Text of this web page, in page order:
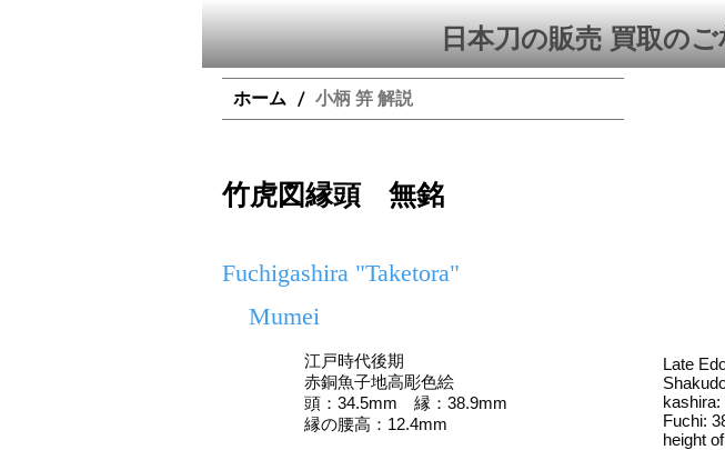
日本刀の販売 買取の
ホーム / 小柄 笄 解説
竹虎図縁頭 無銘
Fuchigashira "Taketora"
Mumei
江戸時代後期
赤銅魚子地高彫色絵
頭：34.5mm 縁：38.9mm
縁の腰高：12.4mm
Late
kashira:
Fuchi:
height